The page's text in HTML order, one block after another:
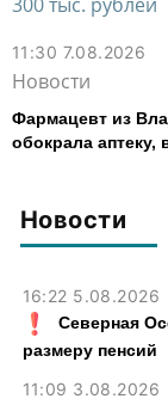
Новости
16:22 5.08.2026
Северная
размеру пенсий
11:09 3.08.2026
11:30 7.08.2026
Новости
Фармацевт из
обокрала аптеку,